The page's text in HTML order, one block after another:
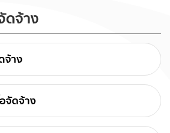
ดจ้าง
จ้าง
จัดจ้าง